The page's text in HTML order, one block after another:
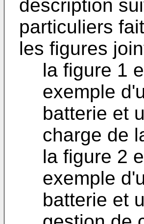
description
particuliers
les figures
la figure 1
exemple
batterie et
charge de
la figure 2
exemple
batterie et